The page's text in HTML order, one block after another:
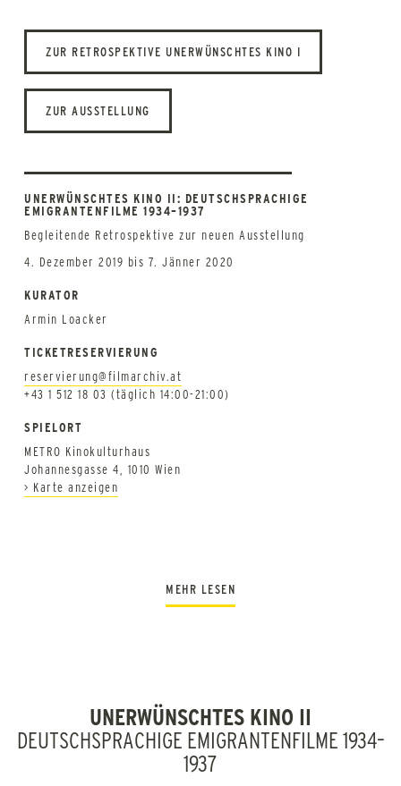
ZUR RETROSPEKTIVE UNERWÜNSCHTES KINO I
ZUR AUSSTELLUNG
UNERWÜNSCHTES KINO II: DEUTSCHSPRACHIGE
EMIGRANTENFILME 1934–1937
Begleitende Retrospektive zur neuen Ausstellung
4. Dezember 2019 bis 7. Jänner 2020
KURATOR
Armin Loacker
TICKETRESERVIERUNG
reservierung@filmarchiv.at
+43 1 512 18 03 (täglich 14:00-21:00)
SPIELORT
METRO Kinokulturhaus
Johannesgasse 4, 1010 Wien
> Karte anzeigen
MEHR LESEN
erstmals als ein – wenn auch nur temporäres – Exilland
gewürdigt worden ist, andererseits war es durch die
vorangegangenen Recherchen gelungen, die als verschollen
UNERWÜNSCHTES KINO II
DEUTSCHSPRACHIGE EMIGRANTENFILME 1934–
1937